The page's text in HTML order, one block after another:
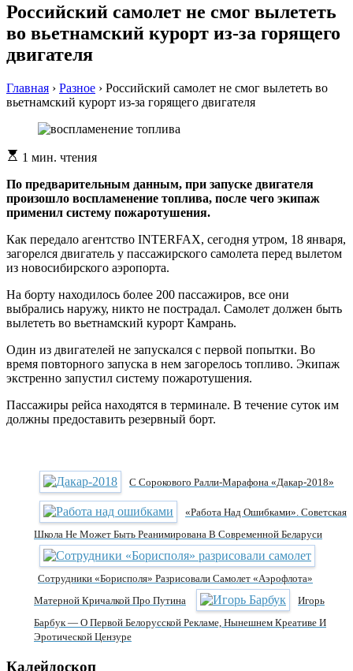
Российский самолет не смог вылететь
во вьетнамский курорт из-за горящего
двигателя
Главная › Разное › Российский самолет не смог вылететь во
вьетнамский курорт из-за горящего двигателя
Расчетное
чтения
1 мин. чтения
По предварительным данным, при запуске двигателя
произошло воспламенение топлива, после чего экипаж
применил систему пожаротушения.
Как передало агентство INTERFAX, сегодня утром, 18 января,
загорелся двигатель у пассажирского самолета перед вылетом
из новосибирского аэропорта.
На борту находилось более 200 пассажиров, все они
выбрались наружу, никто не пострадал. Самолет должен быть
вылететь во вьетнамский курорт Камрань.
Один из двигателей не запускался с первой попытки. Во
время повторного запуска в нем загорелось топливо. Экипаж
экстренно запустил систему пожаротушения.
Пассажиры рейса находятся в терминале. В течение суток им
должны предоставить резервный борт.
С Сорокового Ралли-Марафона «Дакар-2018»
«Работа Над Ошибками». Советская
Школа Не Может Быть Реанимирована В Современной Беларуси
Сотрудники «Борисполя» Разрисовали Самолет «Аэрофлота»
Матерной Кричалкой Про Путина
Игорь
Барбук — О Первой Белорусской Рекламе, Нынешнем Креативе И
Эротической Цензуре
Калейдоскоп